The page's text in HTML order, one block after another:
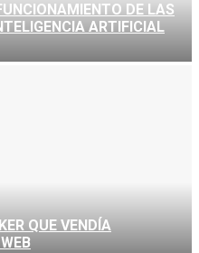
DE LAS
ARTIFICIAL
QUE VENDÍA